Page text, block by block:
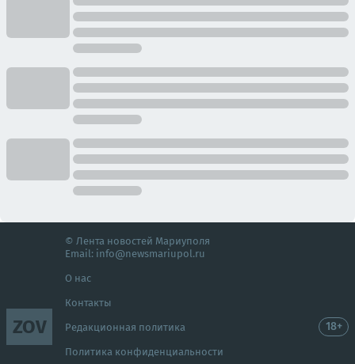
ZOV
© Лента новостей Мариуполя
Email: info@newsmariupol.ru
О нас
Контакты
Редакционная политика
Политика конфиденциальности
18+